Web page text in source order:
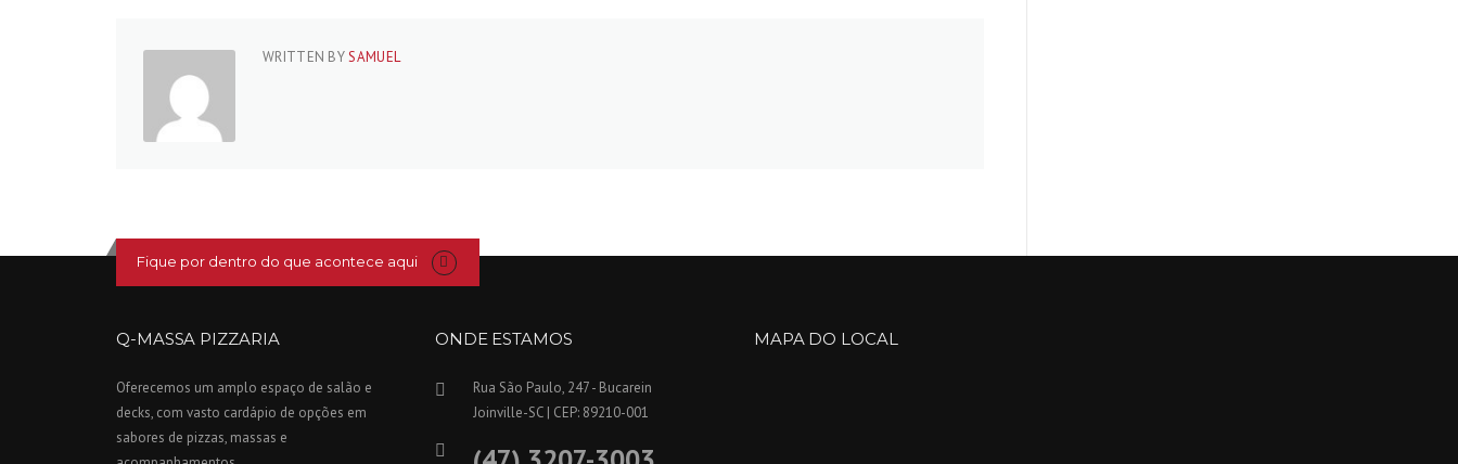
WRITTEN BYSAMUEL
Fique por dentro do que acontece aqui
Q-MASSA PIZZARIA
Oferecemos um amplo espaço de salão e
decks, com vasto cardápio de opções em
sabores de pizzas, massas e
ONDE ESTAMOS
Rua São Paulo, 247 - Bucarein
Joinville-SC | CEP: 89210-001
MAPA DO LOCAL